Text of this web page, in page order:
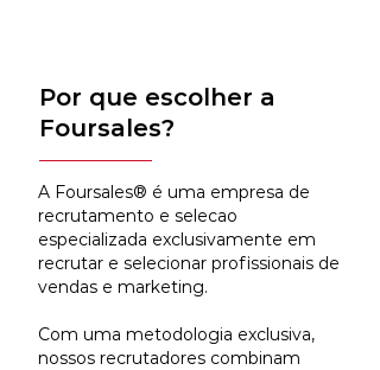
Por que escolher a
Foursales?
A Foursales® é uma empresa de
recrutamento e selecao
especializada exclusivamente em
recrutar e selecionar profissionais de
vendas e marketing.
Com uma metodologia exclusiva,
nossos recrutadores combinam